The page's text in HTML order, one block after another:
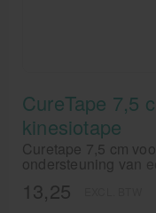
CureTape 7,5
kinesiotape
Curetape 7,5 cm
ondersteuning van
Fysiotape is een
13,25